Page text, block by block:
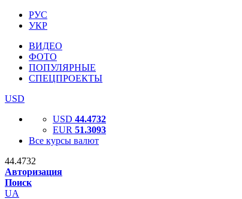
РУС
УКР
ВИДЕО
ФОТО
ПОПУЛЯРНЫЕ
СПЕЦПРОЕКТЫ
USD
USD 44.4732
EUR 51.3093
Все курсы валют
44.4732
Авторизация
Поиск
UA